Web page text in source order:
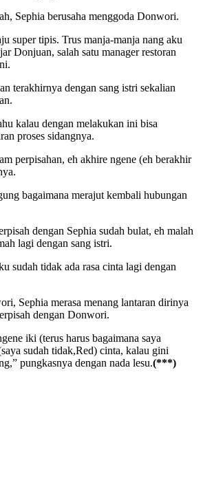
Sephia berusaha menggoda Donwori.
super tipis. Trus manja-manja nang aku
Donjuan, salah satu manager restoran
terakhirnya dengan sang istri sekalian
kalau dengan melakukan ini bisa
proses sidangnya.
perpisahan, eh akhire ngene (eh berakhir
bagaimana merajut kembali hubungan
dengan Sephia sudah bulat, eh malah
lagi dengan sang istri.
sudah tidak ada rasa cinta lagi dengan
Sephia merasa menang lantaran dirinya
dengan Donwori.
iki (terus harus bagaimana saya
sudah tidak,Red) cinta, kalau gini
pungkasnya dengan nada lesu.(***)